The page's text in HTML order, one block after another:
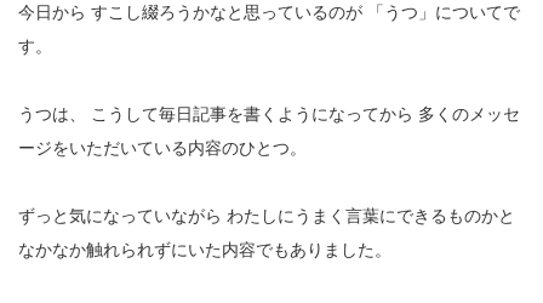
今日から すこし綴ろうかなと思っているのが 「うつ」についてで
す。
うつは、 こうして毎日記事を書くようになってから 多くのメッセ
ージをいただいている内容のひとつ。
ずっと気になっていながら わたしにうまく言葉にできるものかと
なかなか触れられずにいた内容でもありました。